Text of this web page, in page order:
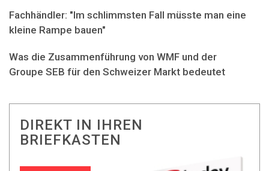
Fachhändler: "Im schlimmsten Fall müsste man eine
kleine Rampe bauen"
Was die Zusammenführung von WMF und der
Groupe SEB für den Schweizer Markt bedeutet
DIREKT IN IHREN
BRIEFKASTEN